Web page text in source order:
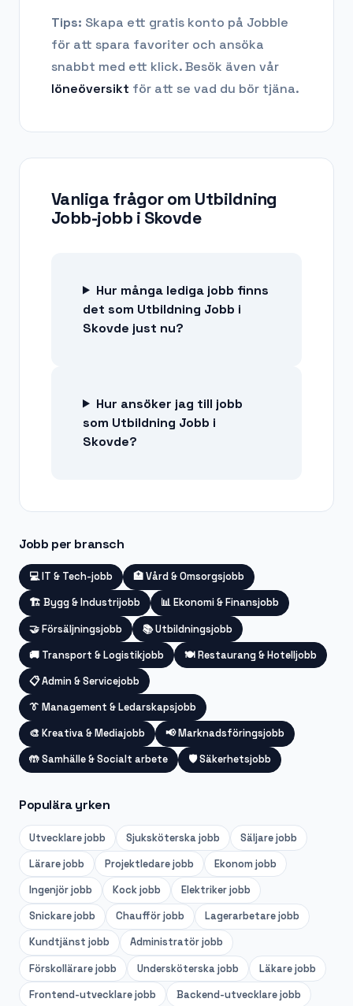
Tips: Skapa ett gratis konto på Jobble
för att spara favoriter och ansöka
snabbt med ett klick. Besök även vår
löneöversikt för att se vad du bör tjäna.
Vanliga frågor om Utbildning
Jobb-jobb i Skovde
Hur många lediga jobb finns
det som Utbildning Jobb i
Skovde just nu?
Hur ansöker jag till jobb
som Utbildning Jobb i
Skovde?
Jobb per bransch
💻IT & Tech-jobb 🏥Vård & Omsorgsjobb
🏗️ Bygg & Industrijobb 📊Ekonomi & Finansjobb
🤝Försäljningsjobb 📚Utbildningsjobb
🚚 Transport & Logistikjobb 🍽️Restaurang & Hotelljobb
📋Admin & Servicejobb
👔 Management & Ledarskapsjobb
🎨 Kreativa & Mediajobb 📢Marknadsföringsjobb
🤲Samhälle & Socialt arbete 🛡️Säkerhetsjobb
Populära yrken
Utvecklarejobb Sjuksköterskajobb Säljarejobb
Lärarejobb Projektledarejobb Ekonom jobb
Ingenjörjobb Kockjobb Elektrikerjobb
Snickarejobb Chaufförjobb Lagerarbetarejobb
Kundtjänst jobb Administratörjobb
Förskollärarejobb Undersköterskajobb Läkarejobb
Frontend-utvecklarejobb Backend-utvecklarejobb